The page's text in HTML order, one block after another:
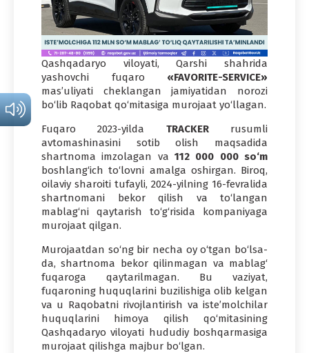
Qashqadaryo viloyati, Qarshi shahrida
yashovchi fuqaro «FAVORITE-SERVICE»
mas’uliyati cheklangan jamiyatidan norozi
bo‘lib Raqobat qo‘mitasiga murojaat yo‘llagan.
Fuqaro 2023-yilda TRACKERrusumli
avtomashinasini sotib olish maqsadida
shartnoma imzolagan va 112 000 000 so‘m
boshlang‘ich to‘lovni amalga oshirgan. Biroq,
oilaviy sharoiti tufayli, 2024-yilning 16-fevralida
shartnomani bekor qilish va to‘langan
mablag‘ni qaytarish to‘g‘risida kompaniyaga
murojaat qilgan.
Murojaatdan so‘ng bir necha oy o‘tgan bo‘lsa-
da, shartnoma bekor qilinmagan va mablag‘
fuqaroga qaytarilmagan. Bu vaziyat,
fuqaroning huquqlarini buzilishiga olib kelgan
va u Raqobatni rivojlantirish va iste’molchilar
huquqlarini himoya qilish qo‘mitasining
Qashqadaryo viloyati hududiy boshqarmasiga
murojaat qilishga majbur bo‘lgan.